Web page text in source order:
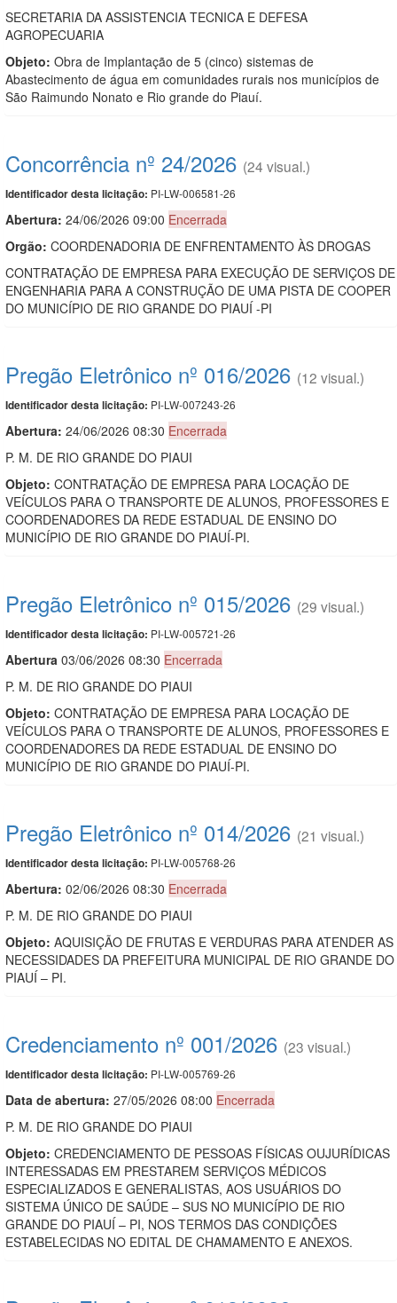
SECRETARIA DA ASSISTENCIA TECNICA E DEFESA
AGROPECUARIA
Objeto: Obra de Implantação de 5 (cinco) sistemas de
Abastecimento de água em comunidades rurais nos municípios de
São Raimundo Nonato e Rio grande do Piauí.
Concorrência nº 24/2026 (24 visual.)
Identificador desta licitação: PI-LW-006581-26
Abertura: 24/06/2026 09:00 Encerrada
Orgão: COORDENADORIA DE ENFRENTAMENTO ÀS DROGAS
CONTRATAÇÃO DE EMPRESA PARA EXECUÇÃO DE SERVIÇOS DE
ENGENHARIA PARA A CONSTRUÇÃO DE UMA PISTA DE COOPER
DO MUNICÍPIO DE RIO GRANDE DO PIAUÍ -PI
Pregão Eletrônico nº 016/2026 (12 visual.)
Identificador desta licitação: PI-LW-007243-26
Abertura: 24/06/2026 08:30 Encerrada
P. M. DE RIO GRANDE DO PIAUI
Objeto: CONTRATAÇÃO DE EMPRESA PARA LOCAÇÃO DE
VEÍCULOS PARA O TRANSPORTE DE ALUNOS, PROFESSORES E
COORDENADORES DA REDE ESTADUAL DE ENSINO DO
MUNICÍPIO DE RIO GRANDE DO PIAUÍ-PI.
Pregão Eletrônico nº 015/2026 (29 visual.)
Identificador desta licitação: PI-LW-005721-26
Abertura 03/06/2026 08:30 Encerrada
P. M. DE RIO GRANDE DO PIAUI
Objeto: CONTRATAÇÃO DE EMPRESA PARA LOCAÇÃO DE
VEÍCULOS PARA O TRANSPORTE DE ALUNOS, PROFESSORES E
COORDENADORES DA REDE ESTADUAL DE ENSINO DO
MUNICÍPIO DE RIO GRANDE DO PIAUÍ-PI.
Pregão Eletrônico nº 014/2026 (21 visual.)
Identificador desta licitação: PI-LW-005768-26
Abertura: 02/06/2026 08:30 Encerrada
P. M. DE RIO GRANDE DO PIAUI
Objeto: AQUISIÇÃO DE FRUTAS E VERDURAS PARA ATENDER AS
NECESSIDADES DA PREFEITURA MUNICIPAL DE RIO GRANDE DO
PIAUÍ – PI.
Credenciamento nº 001/2026 (23 visual.)
Identificador desta licitação: PI-LW-005769-26
Data de abertura: 27/05/2026 08:00 Encerrada
P. M. DE RIO GRANDE DO PIAUI
Objeto: CREDENCIAMENTO DE PESSOAS FÍSICAS OUJURÍDICAS
INTERESSADAS EM PRESTAREM SERVIÇOS MÉDICOS
ESPECIALIZADOS E GENERALISTAS, AOS USUÁRIOS DO
SISTEMA ÚNICO DE SAÚDE – SUS NO MUNICÍPIO DE RIO
GRANDE DO PIAUÍ – PI, NOS TERMOS DAS CONDIÇÕES
ESTABELECIDAS NO EDITAL DE CHAMAMENTO E ANEXOS.